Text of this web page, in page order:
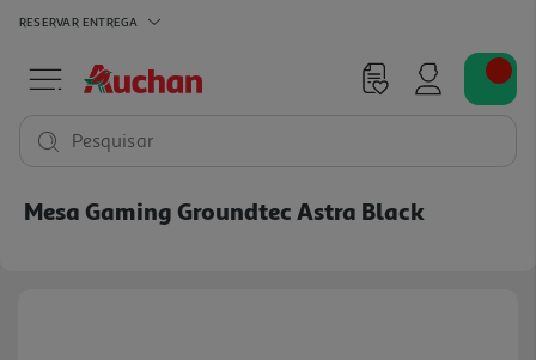
RESERVAR ENTREGA
Pesquisar
Mesa Gaming Groundtec Astra Black